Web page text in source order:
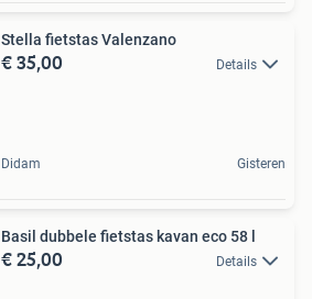
Stella fietstas Valenzano
€ 35,00 Details
Didam Gisteren
Basil dubbele fietstas kavan eco 58 l
€ 25,00 Details